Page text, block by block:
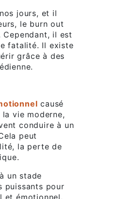
jours, et il
le burn out
il est
fatalité. Il existe
grâce à des
causé
vie moderne,
conduire à un
peut
la perte de
un stade
puissants pour